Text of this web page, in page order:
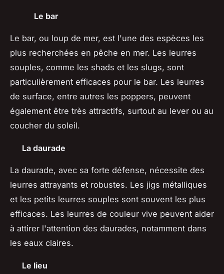
Le bar
Le bar, ou loup de mer, est l'une des espèces les
plus recherchées en pêche en mer. Les leurres
souples, comme les shads et les slugs, sont
particulièrement efficaces pour le bar. Les leurres
de surface, entre autres les poppers, peuvent
également être très attractifs, surtout au lever ou au
coucher du soleil.
La daurade
La daurade, avec sa forte défense, nécessite des
leurres attrayants et robustes. Les jigs métalliques
et les petits leurres souples sont souvent les plus
efficaces. Les leurres de couleur vive peuvent aider
à attirer l'attention des daurades, notamment dans
les eaux claires.
Le lieu